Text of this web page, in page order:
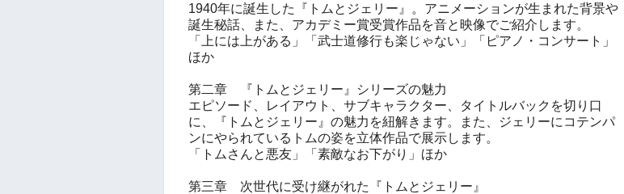
1940年に誕生した『トムとジェリー』。アニメーションが生まれた背景や
誕生秘話、また、アカデミー賞受賞作品を音と映像でご紹介します。
「上には上がある」「武士道修行も楽じゃない」「ピアノ・コンサート」
ほか
第二章 『トムとジェリー』シリーズの魅力
エピソード、レイアウト、サブキャラクター、タイトルバックを切り口
に、『トムとジェリー』の魅力を紐解きます。また、ジェリーにコテンパ
ンにやられているトムの姿を立体作品で展示します。
「トムさんと悪友」「素敵なお下がり」ほか
第三章 次世代に受け継がれた『トムとジェリー』